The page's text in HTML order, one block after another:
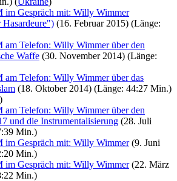
im Gespräch mit: Willy Wimmer
(16. Februar 2015) (Länge:
am Telefon: Willy Wimmer über den
Waffe (30. November 2014) (Länge:
am Telefon: Willy Wimmer über das
(18. Oktober 2014) (Länge: 44:27 Min.)
)
am Telefon: Willy Wimmer über den
und die Instrumentalisierung (28. Juli
Min.)
im Gespräch mit: Willy Wimmer(9. Juni
Min.)
im Gespräch mit: Willy Wimmer(22. März
Min.)